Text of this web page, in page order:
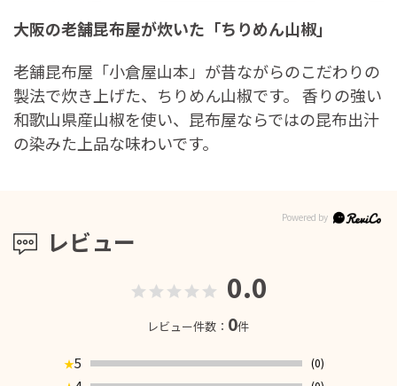
大阪の老舗昆布屋が炊いた「ちりめん山椒」
老舗昆布屋「小倉屋山本」が昔ながらのこだわりの
製法で炊き上げた、ちりめん山椒です。 香りの強い
和歌山県産山椒を使い、昆布屋ならではの昆布出汁
の染みた上品な味わいです。
レビュー
0.0
レビュー件数： 0件
★5
(0)